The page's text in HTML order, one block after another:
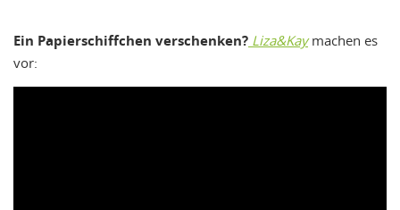
Ein Papierschiffchen verschenken? Liza&Kaymachen es
vor: